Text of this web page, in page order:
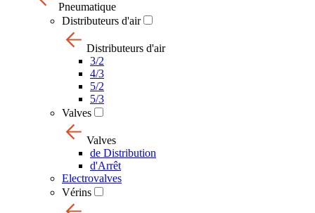
Pneumatique
Distributeurs d'air
Distributeurs d'air
3/2
4/3
5/2
5/3
Valves
Valves
de Distribution
d'Arrêt
Electrovalves
Vérins